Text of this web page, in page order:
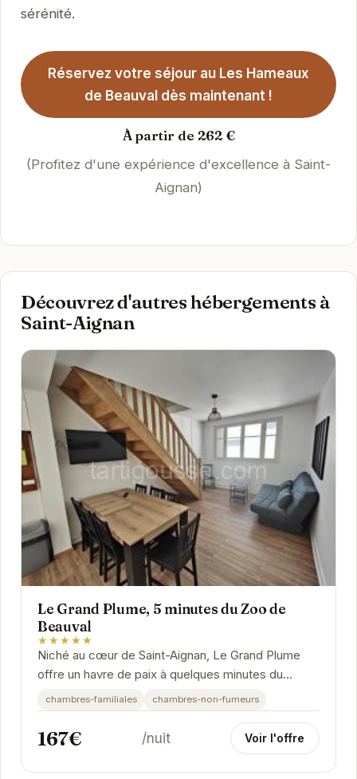
sérénité.
Réservez votre séjour au Les Hameaux
de Beauval dès maintenant !
À partir de 262 €
(Profitez d'une expérience d'excellence à Saint-
Aignan)
Découvrez d'autres hébergements à
Saint-Aignan
Le Grand Plume, 5 minutes du Zoo de
Beauval
★★★★★
Niché au cœur de Saint-Aignan, Le Grand Plume
offre un havre de paix à quelques minutes du
célèbre Zoo de Beauval. Ses chambres familiales
et...
chambres-familiales chambres-non-fumeurs
167€ /nuit Voir l'offre